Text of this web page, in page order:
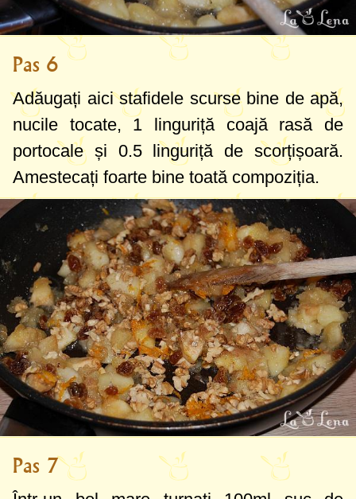
Pas 6
Adăugați aici stafidele scurse bine de apă,
nucile tocate, 1 lingurițăcoajă rasă de
portocale și 0.5 lingurițăde scorțișoară.
Amestecați foarte bine toată compoziția.
Pas 7